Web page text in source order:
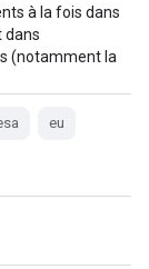
à la fois dans
dans
(notamment la
eu